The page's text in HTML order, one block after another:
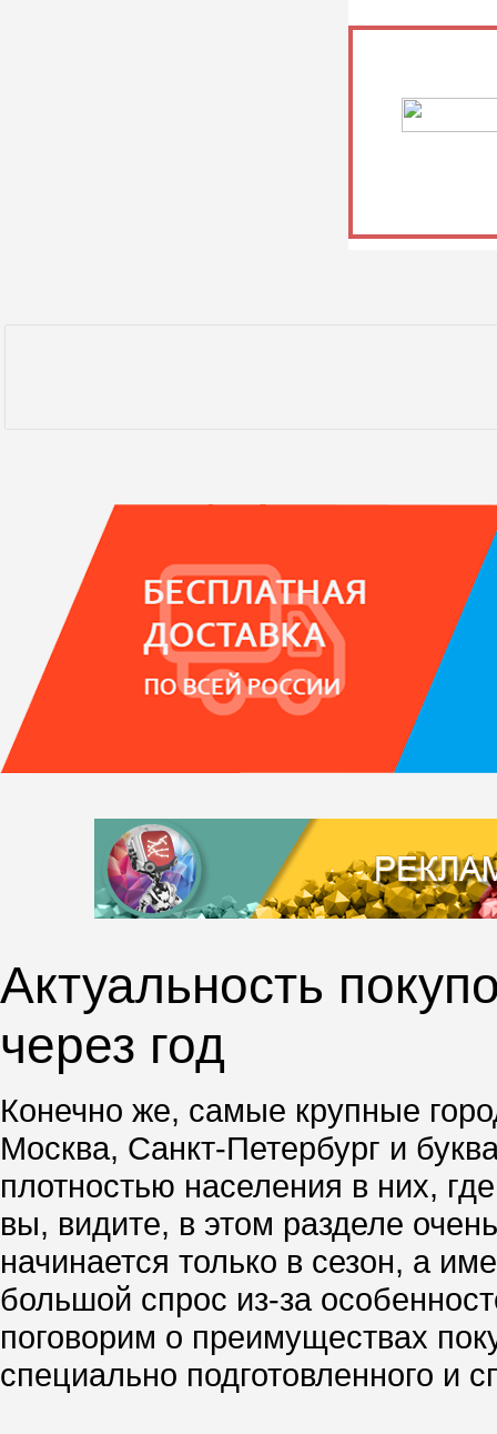
Актуальность
через год
Конечно же, самые крупные
Москва, Санкт-Петербург и
плотностью населения в них,
вы, видите, в этом разделе
начинается только в сезон, а
большой спрос из-за
поговорим о преимуществах
специально подготовленного и